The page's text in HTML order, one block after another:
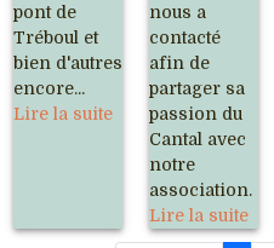
pont de
Tréboul et
bien d'autres
encore...
Lire la suite
nous a
contacté
afin de
partager sa
passion du
Cantal avec
notre
association.
Lire la suite